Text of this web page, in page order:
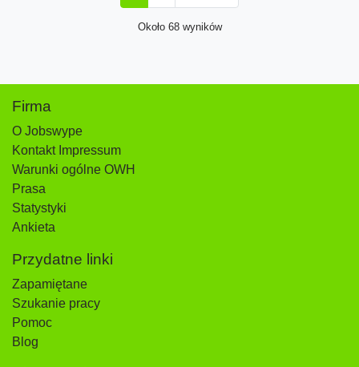
Około 68 wyników
Firma
O Jobswype
Kontakt Impressum
Warunki ogólne OWH
Prasa
Statystyki
Ankieta
Przydatne linki
Zapamiętane
Szukanie pracy
Pomoc
Blog